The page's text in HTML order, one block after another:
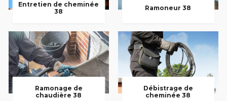
Entretien de cheminée
38
Ramoneur 38
Ramonage de
chaudière 38
Débistrage de
cheminée 38